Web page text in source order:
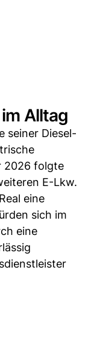
Alltag
seiner Diesel-
2026 folgte
E-Lkw.
eine
sich im
eine